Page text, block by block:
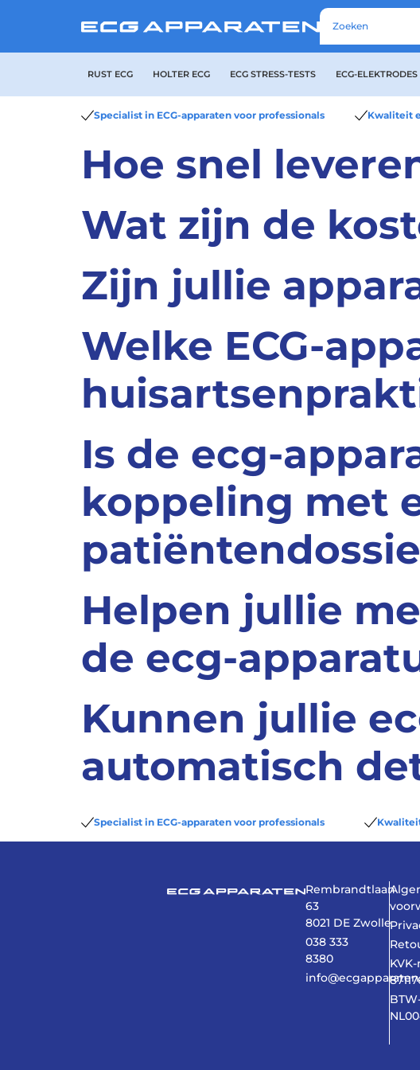
RUST ECG HOLTER ECG ECG STRESS-TESTS ECG-ELEKTRODES
Specialist in ECG-apparaten voor professionals Kwaliteit
Hoe snel
Wat zijn de
Zijn jullie
Welke ECG-
Is de ecg-
koppeling met
Helpen jullie
de ecg-
Kunnen jullie
automatisch
Specialist in ECG-apparaten voor professionals
Rembrandtlaan
63
8021 DE Zwolle
038 333
8380